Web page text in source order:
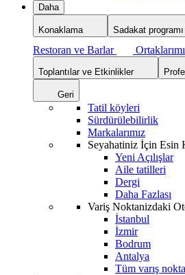
Daha
Konaklama Sadakat programı
Restoran ve Barlar
Toplantılar ve Etkinlikler
Geri
Tatil köyleri
Sürdürülebilirlik
Markalarımız
Seyahatiniz İçin Esin
Yeni Açılışlar
Aile tatilleri
Dergi
Daha Fazlası
Variş Noktanizdaki
İstanbul
İzmir
Bodrum
Antalya
Tüm varış